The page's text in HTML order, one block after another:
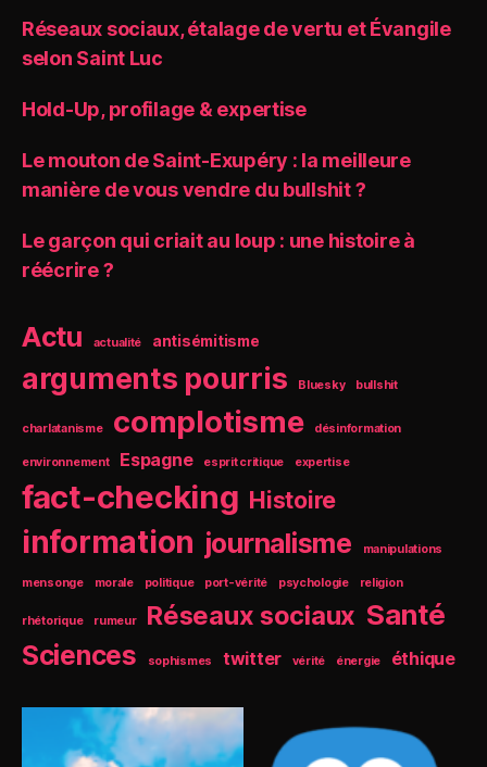
Réseaux sociaux, étalage de vertu et Évangile
selon Saint Luc
Hold-Up, profilage & expertise
Le mouton de Saint-Exupéry : la meilleure
manière de vous vendre du bullshit ?
Le garçon qui criait au loup : une histoire à
réécrire ?
Actu actualité antisémitisme
arguments pourris Bluesky bullshit
charlatanisme complotisme désinformation
environnement Espagne esprit critique expertise
fact-checking Histoire
information journalisme manipulations
mensonge morale politique port-vérité psychologie religion
rhétorique rumeur Réseaux sociaux Santé
Sciences sophismes twitter vérité énergie éthique